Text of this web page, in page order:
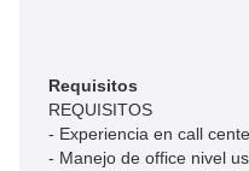
Requisitos
REQUISITOS
- Experiencia en call
- Manejo de office nivel